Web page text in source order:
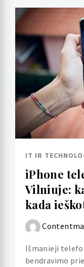
IT IR
iPhone
Vilniuje:
kada
Išmanieji
bendravimo